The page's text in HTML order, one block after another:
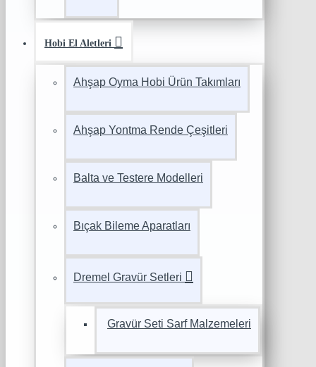
Hobi El Aletleri
Ahşap Oyma Hobi Ürün Takımları
Ahşap Yontma Rende Çeşitleri
Balta ve Testere Modelleri
Bıçak Bileme Aparatları
Dremel Gravür Setleri
Gravür Seti Sarf Malzemeleri